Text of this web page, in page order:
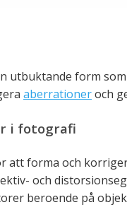
utbuktande form
aberrationeroch
i fotografi
att forma och
och
beroende på